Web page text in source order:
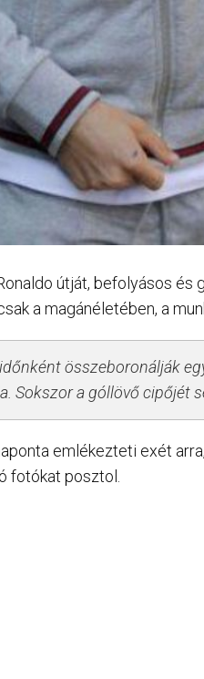
útját, befolyásos és
a magánéletében, a
összeboronálják
Sokszor a góllövő cipőjét
emlékezteti exét
fotókat posztol.